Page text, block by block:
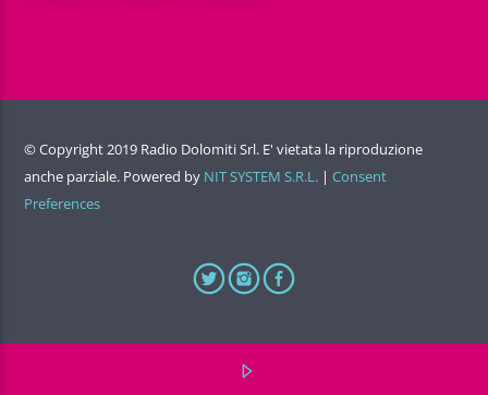
© Copyright 2019 Radio Dolomiti Srl. E' vietata la riproduzione
anche parziale. Powered by NIT SYSTEM S.R.L. | Consent
Preferences